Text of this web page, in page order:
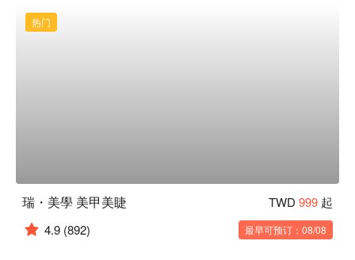
热门
瑞・美學 美甲美睫 TWD 999 起
4.9 (892) 最早可预订：08/08